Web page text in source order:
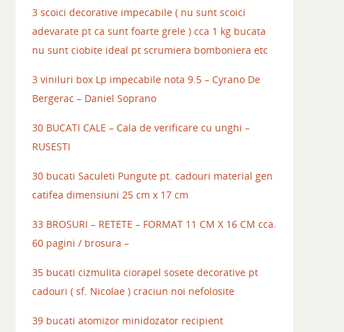
3 scoici decorative impecabile ( nu sunt scoici
adevarate pt ca sunt foarte grele ) cca 1 kg bucata
nu sunt ciobite ideal pt scrumiera bomboniera etc
3 viniluri box Lp impecabile nota 9.5 – Cyrano De
Bergerac – Daniel Soprano
30 BUCATI CALE – Cala de verificare cu unghi –
RUSESTI
30 bucati Saculeti Pungute pt. cadouri material gen
catifea dimensiuni 25 cm x 17 cm
33 BROSURI – RETETE – FORMAT 11 CM X 16 CM cca.
60 pagini / brosura –
35 bucati cizmulita ciorapel sosete decorative pt
cadouri ( sf. Nicolae ) craciun noi nefolosite
39 bucati atomizor minidozator recipient